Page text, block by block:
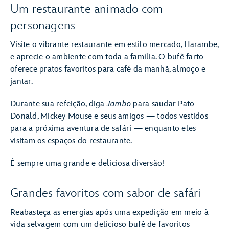
Um restaurante animado com
personagens
Visite o vibrante restaurante em estilo mercado, Harambe,
e aprecie o ambiente com toda a família. O bufê farto
oferece pratos favoritos para café da manhã, almoço e
jantar.
Durante sua refeição, digaJambo para saudar Pato
Donald, Mickey Mouse e seus amigos — todos vestidos
para a próxima aventura de safári — enquanto eles
visitam os espaços do restaurante.
É sempre uma grande e deliciosa diversão!
Grandes favoritos com sabor de safári
Reabasteça as energias após uma expedição em meio à
vida selvagem com um delicioso bufê de favoritos